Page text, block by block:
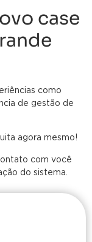
case
como
de gestão de
agora mesmo!
com você
do sistema.